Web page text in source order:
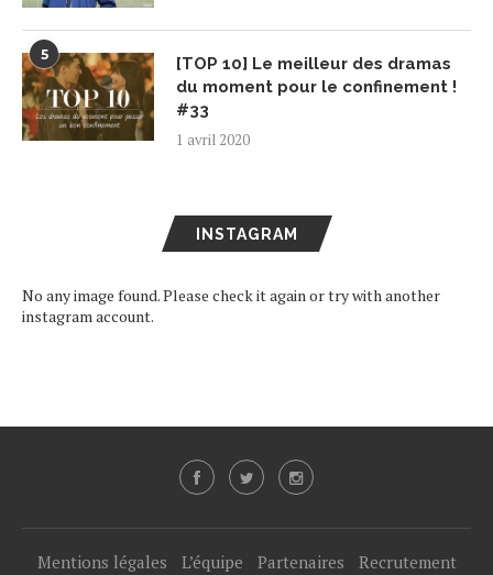
5
[TOP 10] Le meilleur des dramas
du moment pour le confinement !
#33
1 avril 2020
INSTAGRAM
No any image found. Please check it again or try with another
instagram account.
Mentions légales L’équipe Partenaires Recrutement